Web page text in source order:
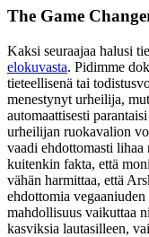
The Game
Kaksi seuraajaa halusi
elokuvasta. Pidimme
tieteellisenä tai
menestynyt urheilija,
automaattisesti
urheilijan ruokavalion
vaadi ehdottomasti
kuitenkin fakta, että
vähän harmittaa, että
ehdottomia
mahdollisuus vaikuttaa
kasviksia lautasilleen,